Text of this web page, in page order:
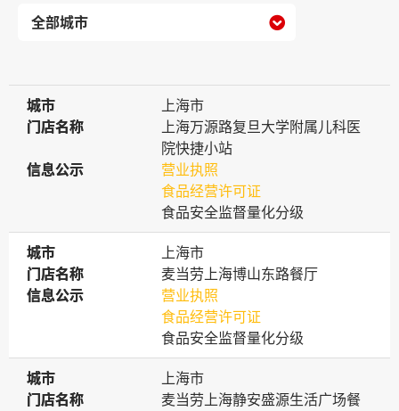

城市
城市
上海市
门店名称
门店名称
上海万源路复旦大学附属儿科医
院快捷小站
信息公示
信息公示
营业执照
食品经营许可证
食品安全监督量化分级
城市
城市
上海市
门店名称
门店名称
麦当劳上海博山东路餐厅
信息公示
信息公示
营业执照
食品经营许可证
食品安全监督量化分级
城市
城市
上海市
门店名称
门店名称
麦当劳上海静安盛源生活广场餐